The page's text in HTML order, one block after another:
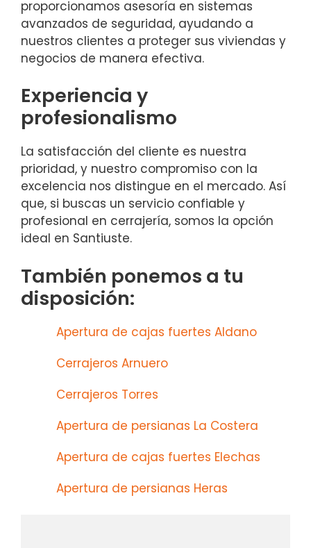
proporcionamos asesoría en sistemas
avanzados de seguridad, ayudando a
nuestros clientes a proteger sus viviendas y
negocios de manera efectiva.
Experiencia y
profesionalismo
La satisfacción del cliente es nuestra
prioridad, y nuestro compromiso con la
excelencia nos distingue en el mercado. Así
que, si buscas un servicio confiable y
profesional en cerrajería, somos la opción
ideal en Santiuste.
También ponemos a tu
disposición:
Apertura de cajas fuertes Aldano
Cerrajeros Arnuero
Cerrajeros Torres
Apertura de persianas La Costera
Apertura de cajas fuertes Elechas
Apertura de persianas Heras